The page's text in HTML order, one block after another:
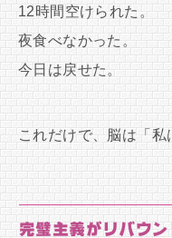
12時間空けられた。
夜食べなかった。
今日は戻せた。
これだけで、脳は「私
完璧主義がリバウ